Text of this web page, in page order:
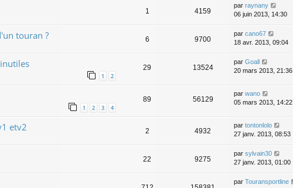
1 4159
par raynany
06 juin 2013, 14:30
touran ? 6 9700
par cano67
18 avr. 2013, 09:04
1 2
29 13524
par Goall
20 mars 2013, 21:36
1 2 3 4
89 56129
par wano
05 mars 2013, 14:22
etv2 2 4932
par tontonlolo
27 janv. 2013, 08:53
22 9275
par sylvain30
27 janv. 2013, 01:00
par Touransportline